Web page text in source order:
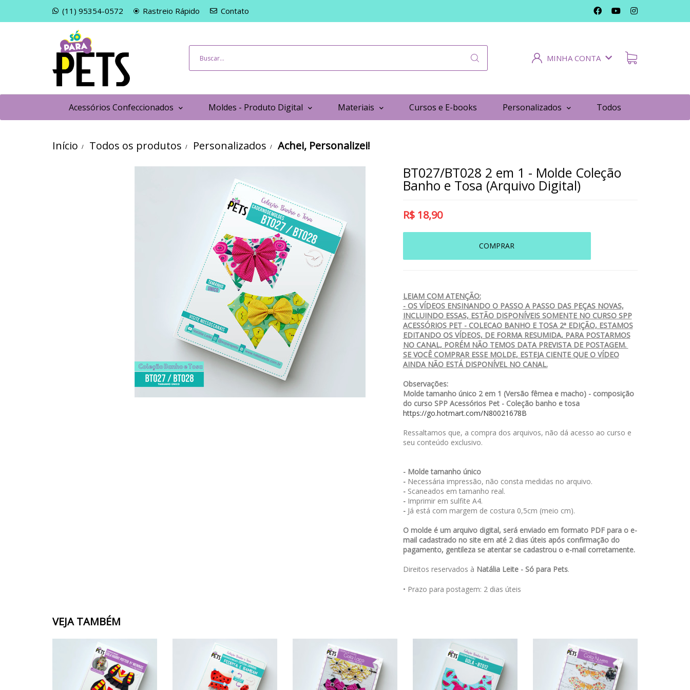
(11) 95354-0572 Rastreio Rápido Contato
MINHA CONTA
Acessórios Confeccionados Moldes - Produto Digital Materiais Cursos e E-books Personalizados Todos
Início Todos os produtos Personalizados Achei, Personalizei!
BT027/BT028 2 em 1 - Molde Coleção
Banho e Tosa (Arquivo Digital)
R$ 18,90
COMPRAR
LEIAM COM ATENÇÃO:
- OS VÍDEOS ENSINANDO O PASSO A PASSO DAS PEÇAS NOVAS,
INCLUINDO ESSAS, ESTÃO DISPONÍVEIS SOMENTE NO CURSO SPP
ACESSÓRIOS PET - COLECAO BANHO E TOSA 2ª EDIÇÃO, ESTAMOS
EDITANDO OS VÍDEOS, DE FORMA RESUMIDA, PARA POSTARMOS
NO CANAL, PORÉM NÃO TEMOS DATA PREVISTA DE POSTAGEM.
SE VOCÊ COMPRAR ESSE MOLDE, ESTEJA CIENTE QUE O VÍDEO
AINDA NÃO ESTÁ DISPONÍVEL NO CANAL.
Observações:
Molde tamanho único 2 em 1 (Versão fêmea e macho) - composição
do curso SPP Acessórios Pet - Coleção banho e tosa
https://go.hotmart.com/N80021678B
Ressaltamos que, a compra dos arquivos, não dá acesso ao curso e
seu conteúdo exclusivo.
- Molde tamanho único
-Necessária impressão, não consta medidas no arquivo.
-Scaneados em tamanho real.
- Imprimir em sulfite A4.
- Já está com margem de costura 0,5cm (meio cm).
O molde é um arquivo digital, será enviado em formato PDF para o e-
mail cadastrado no site em até 2 dias úteis após confirmação do
pagamento, gentileza se atentar se cadastrou o e-mail corretamente.
Direitos reservados à Natália Leite - Só para Pets.
• Prazo para postagem: 2 dias úteis
VEJA TAMBÉM